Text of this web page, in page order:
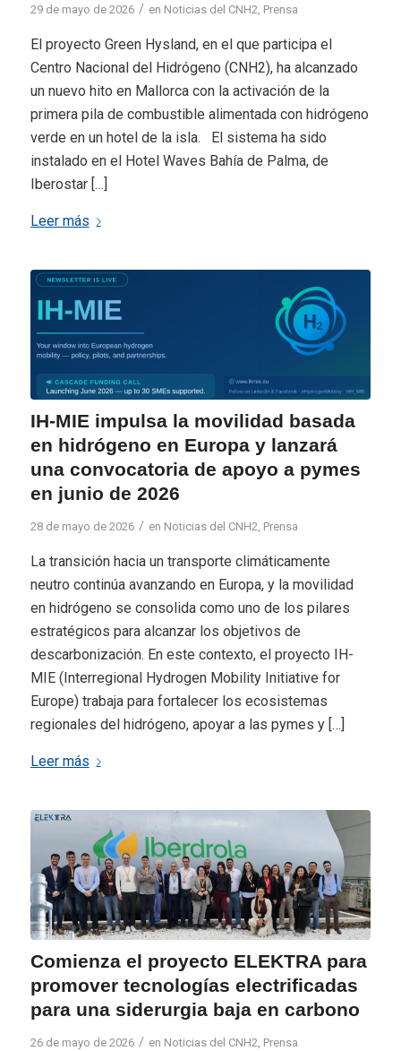
29 de mayo de 2026 / en Noticias del CNH2 Prensa
El proyecto Green Hysland, en el que participa el
Centro Nacional del Hidrógeno (CNH2), ha alcanzado
un nuevo hito en Mallorca con la activación de la
primera pila de combustible alimentada con hidrógeno
verde en un hotel de la isla. El sistema ha sido
instalado en el Hotel Waves Bahía de Palma, de
Iberostar […]
Leer más
IH-MIE impulsa la movilidad basada
en hidrógeno en Europa y lanzará
una convocatoria de apoyo a pymes
en junio de 2026
28 de mayo de 2026 / en Noticias del CNH2 Prensa
La transición hacia un transporte climáticamente
neutro continúa avanzando en Europa, y la movilidad
en hidrógeno se consolida como uno de los pilares
estratégicos para alcanzar los objetivos de
descarbonización. En este contexto, el proyecto IH-
MIE (Interregional Hydrogen Mobility Initiative for
Europe) trabaja para fortalecer los ecosistemas
regionales del hidrógeno, apoyar a las pymes y […]
Leer más
Comienza el proyecto ELEKTRA para
promover tecnologías electrificadas
para una siderurgia baja en carbono
26 de mayo de 2026 / en Noticias del CNH2 Prensa